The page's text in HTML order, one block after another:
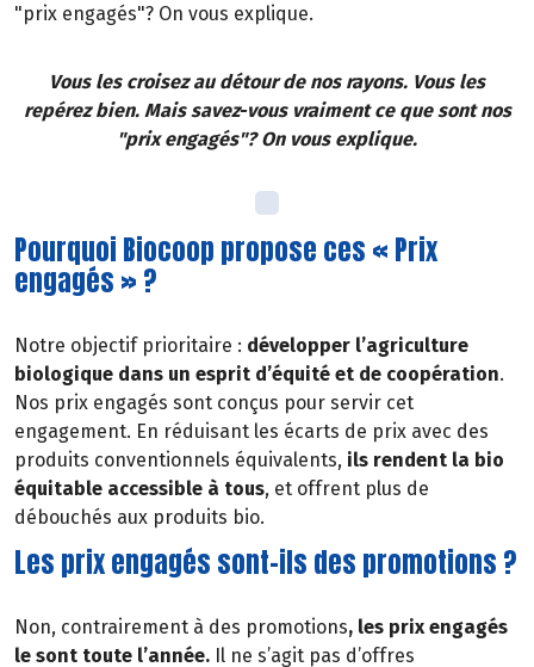
"prix engagés"? On vous explique.
Vous les croisez au détour de nos rayons. Vous les
repérez bien. Mais savez-vous vraiment ce que sont nos
"prix engagés"? On vous explique.
Pourquoi Biocoop propose ces « Prix
engagés » ?
Notre objectif prioritaire : développer l’agriculture
biologique dans un esprit d’équité et de coopération.
Nos prix engagés sont conçus pour servir cet
engagement. En réduisant les écarts de prix avec des
produits conventionnels équivalents, ils rendent la bio
équitable accessible à tous, et offrent plus de
débouchés aux produits bio.
Les prix engagés sont-ils des promotions ?
Non, contrairement à des promotions, les prix engagés
le sont toute l’année. Il ne s’agit pas d’offres